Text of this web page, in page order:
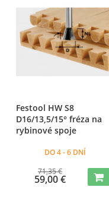
Festool HW S8
D16/13,5/15° fréza na
rybinové spoje
DO 4 - 6 DNÍ
71,35 €
59,00 €